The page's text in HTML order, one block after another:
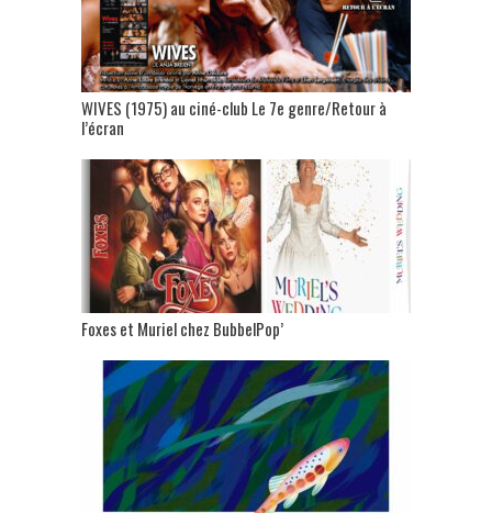
WIVES (1975) au ciné-club Le 7e genre/Retour à
l’écran
Foxes et Muriel chez BubbelPop’